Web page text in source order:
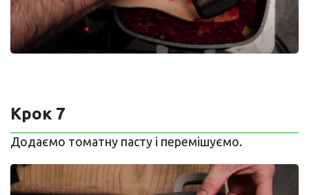
Крок 7
Додаємо томатну пасту і перемішуємо.